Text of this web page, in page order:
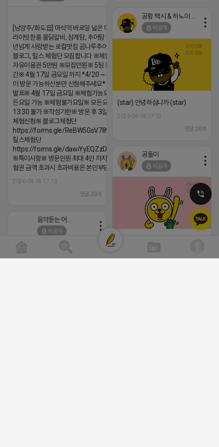
[남양주/화도읍] 마석역 바로앞 넓은 매장과, 프
라이빗한룸 물닭갈비, 삼계탕, 추어탕 맛집 10
년넘게 사랑받는 로컬맛집 곰나루추어탕에서
블로그, 릴스 체험단 모집합니다 ※체험메뉴※
자유이용권 5만원 ※모집인원※ 5팀 ※모집기
간※ 4월 17일 금요일 까지 *4/20 ~ 4/26 사
이 방문 가능하신분만 신청해주세요* ※체험단
발표※ 4월 17일 금요일 ※체험가능요일※ 모
든요일 가능 ※체험불가요일※ 모든요일 12 ~
13:30 불가 ※작성기한※ 방문 후 3일 이내 ※
체험신청※ 블로그체험단
https://forms.gle/ReBW5GsV789ur2Pz6
릴스체험단
https://forms.gle/dawiYyEQZzDdqf8W8
※특이사항※ 방문인원 최대 4인 까지 가능 체
험권 금액 초과시 초과비용은 본인부담입니다.
2026-04-18 17:13
댓글:20개
비공개
(star) 안녕하십니까 (star)
2026-04-18 17:12
댓글:20개
공돌이
비공개
https://blog.naver.com/pshwin2/
비공개